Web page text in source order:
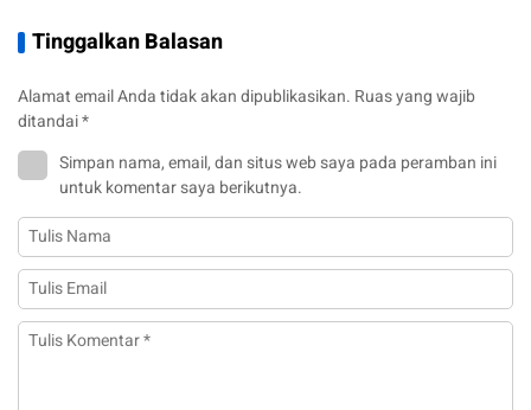
Tinggalkan Balasan
Alamat email Anda tidak akan dipublikasikan. Ruas yang wajib
ditandai*
Simpan nama, email, dan situs web saya pada peramban ini
untuk komentar saya berikutnya.